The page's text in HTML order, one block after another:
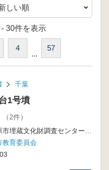
30件を表示
4
...
57
千葉
1号墳
（2件）
教育委員会